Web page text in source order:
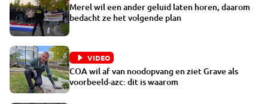
Merel wil een ander geluid laten horen, daarom
bedacht ze het volgende plan
VIDEO
COA wil af van noodopvang en ziet Grave als
voorbeeld-azc: dit is waarom